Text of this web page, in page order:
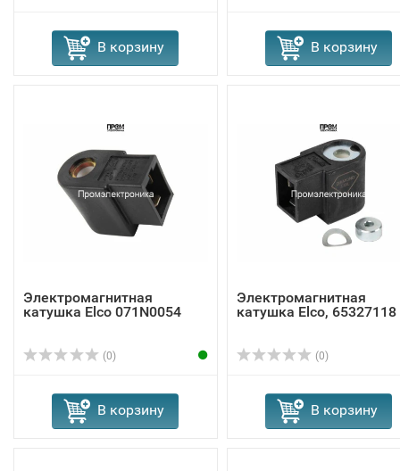
В корзину В корзину
Электромагнитная
катушка Elco 071N0054
(0)
В корзину
Электромагнитная
катушка Elco, 65327118
(0)
В корзину